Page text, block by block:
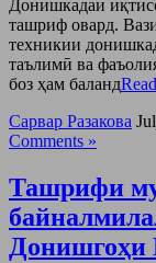
Донишкадаи
ташриф овард.
техникии
таълимӣ ва
боз ҳам баланд
Сарвар Разакова
Comments »
Ташрифи
Донишгоҳи